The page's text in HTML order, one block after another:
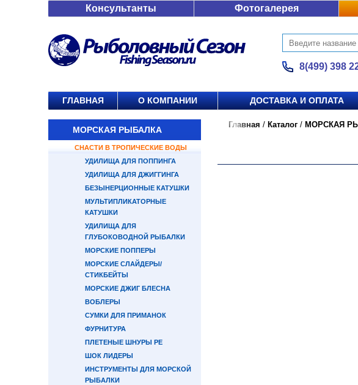
Консультанты Фотогалерея
8(499) 398
ГЛАВНАЯ О КОМПАНИИ ДОСТАВКА И ОПЛАТА
МОРСКАЯ РЫБАЛКА
СНАСТИ В ТРОПИЧЕСКИЕ ВОДЫ
УДИЛИЩА ДЛЯ ПОППИНГА
УДИЛИЩА ДЛЯ ДЖИГГИНГА
БЕЗЫНЕРЦИОННЫЕ КАТУШКИ
МУЛЬТИПЛИКАТОРНЫЕ
КАТУШКИ
УДИЛИЩА ДЛЯ
ГЛУБОКОВОДНОЙ РЫБАЛКИ
МОРСКИЕ ПОППЕРЫ
МОРСКИЕ СЛАЙДЕРЫ/
СТИКБЕЙТЫ
МОРСКИЕ ДЖИГ БЛЕСНА
ВОБЛЕРЫ
СУМКИ ДЛЯ ПРИМАНОК
ФУРНИТУРА
ПЛЕТЕНЫЕ ШНУРЫ PE
ШОК ЛИДЕРЫ
ИНСТРУМЕНТЫ ДЛЯ МОРСКОЙ
РЫБАЛКИ
Главная / Каталог / МОРСКАЯ